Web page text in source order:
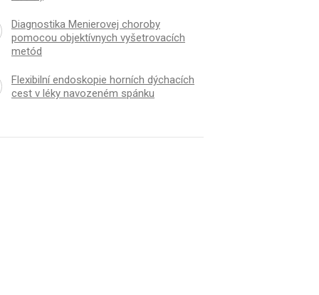
Diagnostika Menierovej choroby
pomocou objektívnych vyšetrovacích
metód
Flexibilní endoskopie horních dýchacích
cest v léky navozeném spánku